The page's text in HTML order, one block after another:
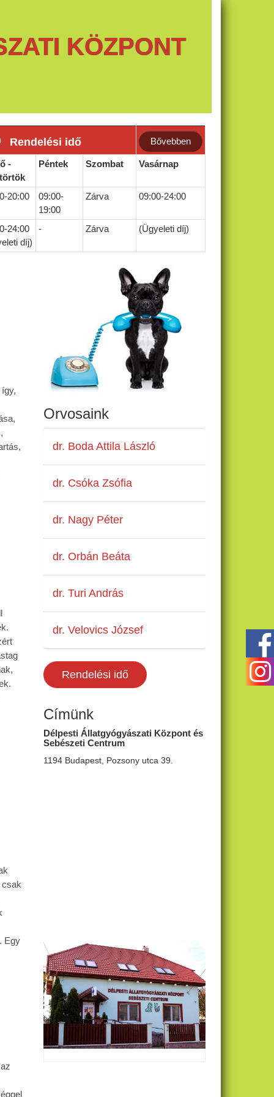
KÖZPONT
Rendelési idő Bővebben
-
Péntek Szombat Vasárnap
20:00
09:00-
19:00
Zárva 09:00-24:00
24:00
díj)
- Zárva (Ügyeleti díj)
csak
Egy
Orvosaink
dr. Boda Attila László
dr. Csóka Zsófia
dr. Nagy Péter
dr. Orbán Beáta
dr. Turi András
dr. Velovics József
Rendelési idő
Címünk
Délpesti Állatgyógyászati Központ és
Sebészeti Centrum
1194 Budapest, Pozsony utca 39.